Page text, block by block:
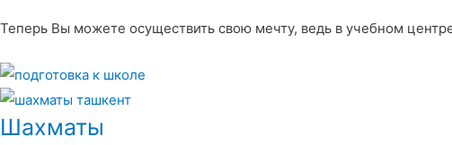
Теперь Вы можете осуществить свою мечту, ведь в учебном
Шахматы